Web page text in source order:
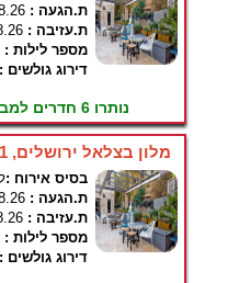
ת.הגעה : 6.8.26, יום חמישי
ת.עזיבה : 8.8.26, יום שבת
מספר לילות :
דירוג גולשים :
נותרו 6 חדרים למבצע זה !
מלון בצלאל ירושלים, 1 לילות ,סופ"ש
בסיס אירוח :
ת.הגעה : 6.8.26, יום חמישי
ת.עזיבה : 7.8.26, יום שישי
מספר לילות :
דירוג גולשים :